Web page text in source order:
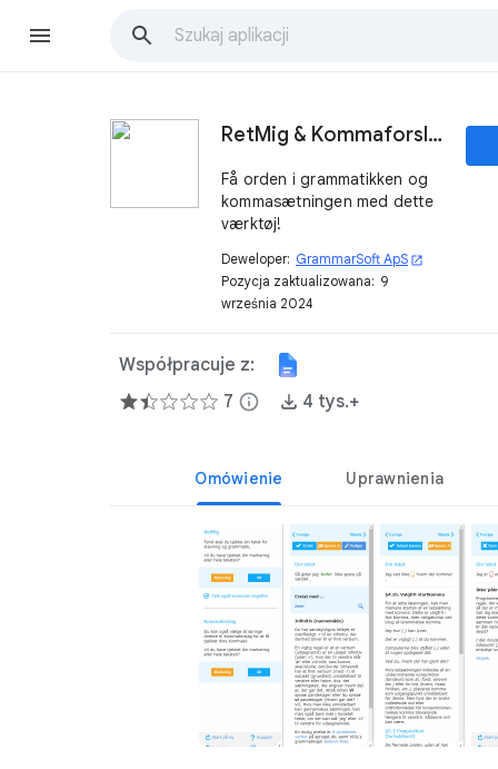
RetMig & Kommaforslag
Få orden i grammatikken og
kommasætningen med dette
værktøj!
Deweloper: GrammarSoft ApS open_in_new
Pozycja zaktualizowana: 9
września 2024
Współpracuje z:
7 info 4 tys.+
Omówienie Uprawnienia